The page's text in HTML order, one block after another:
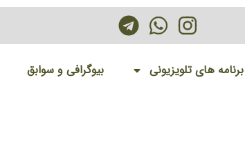
برنامه های تلویزیونی بیوگرافی و سوابق